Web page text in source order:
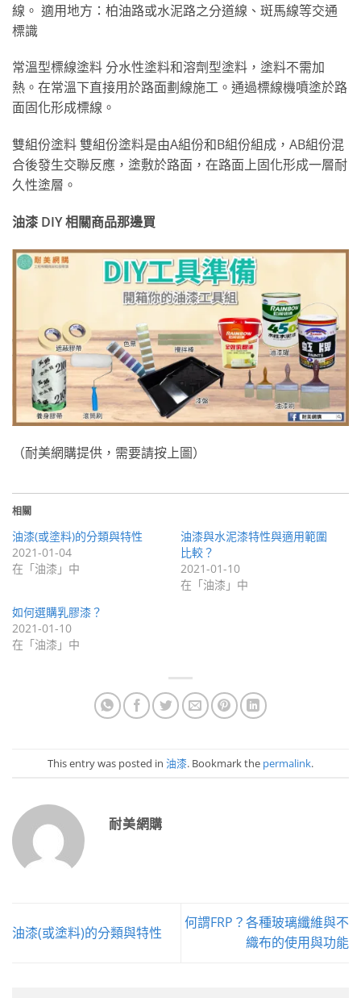
線。 適用地方：柏油路或水泥路之分道線、斑馬線等交通
標識
常溫型標線塗料 分水性塗料和溶劑型塗料，塗料不需加
熱。在常溫下直接用於路面劃線施工。通過標線機噴塗於路
面固化形成標線。
雙組份塗料 雙組份塗料是由A組份和B組份組成，AB組份混
合後發生交聯反應，塗敷於路面，在路面上固化形成一層耐
久性塗層。
油漆 DIY 相關商品那邊買
（耐美網購提供，需要請按上圖）
相關
油漆(或塗料)的分類與特性
2021-01-04
在「油漆」中
油漆與水泥漆特性與適用範圍
比較？
2021-01-10
在「油漆」中
如何選購乳膠漆？
2021-01-10
在「油漆」中
This entry was posted in 油漆. Bookmark the permalink.
耐美網購
油漆(或塗料)的分類與特性
何謂FRP？各種玻璃纖維與不
織布的使用與功能